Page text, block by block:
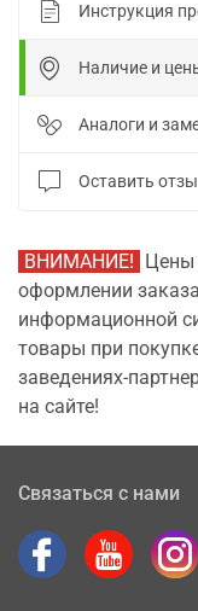
Инструкция
Наличие и
Аналоги и
Оставить
ВНИМАНИЕ! Цены
оформлении
информационной
товары при
заведениях-
на сайте!
Связаться с нами